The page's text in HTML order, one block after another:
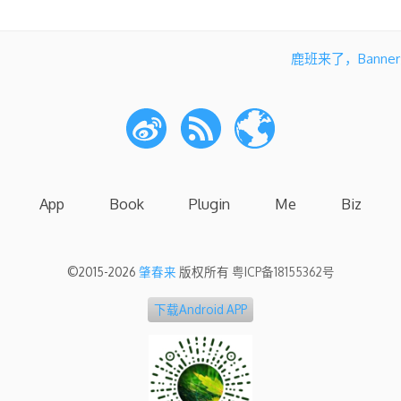
鹿班来了，
App Book Plugin Me Biz
©2015-2026 肇春来 版权所有 粤ICP备18155362号
下载Android APP